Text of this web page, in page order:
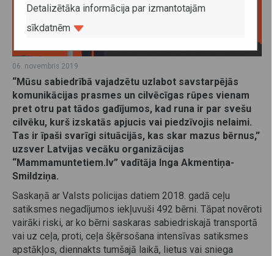
06. novembris 2019
“Mūsu sabiedrībā vajadzētu uzlabot savstarpējās
komunikācijas prasmes un cilvēcīgas rūpes vienam
pret otru pat tādos gadījumos, kad runa ir par svešu
cilvēku, kurš izskatās apjucis vai piedzīvojis nelaimi.
Tas ir īpaši svarīgi situācijās, kas skar mazus bērnus,”
uzsver Latvijas vecāku organizācijas
“Mammamuntetiem.lv” vadītāja Inga Akmentiņa-
Smildziņa.
Saskaņā ar Valsts policijas datiem 2018. gadā ceļu
satiksmes negadījumos iekļuvuši 492 bērni. Tāpat novēroti
vairāki riski, ar ko bērni saskaras sabiedriskajā transportā
vai uz ceļa, proti, ceļa šķērsošana intensīvas satiksmes
apstākļos, diennakts tumšajā laikā, lietus vai sniega
Detalizētāka informācija par izmantotajām
sīkdatnēm